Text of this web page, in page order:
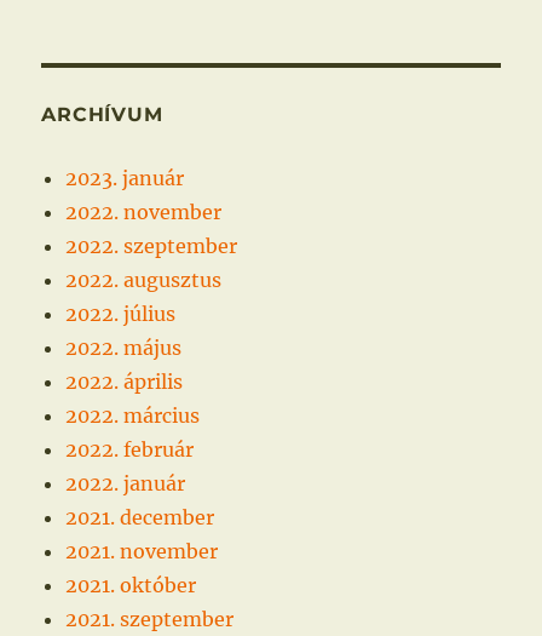
ARCHÍVUM
2023. január
2022. november
2022. szeptember
2022. augusztus
2022. július
2022. május
2022. április
2022. március
2022. február
2022. január
2021. december
2021. november
2021. október
2021. szeptember